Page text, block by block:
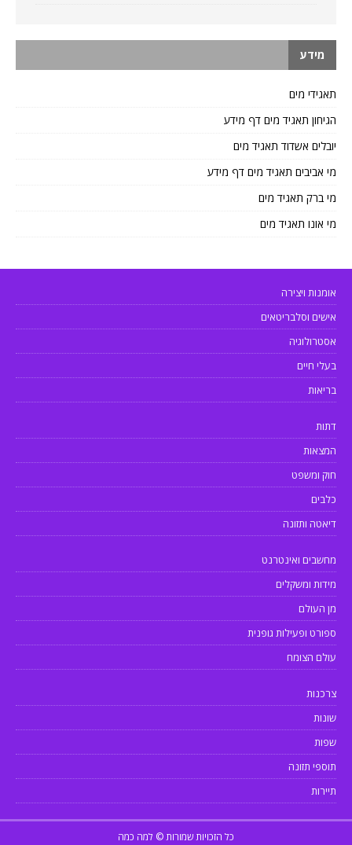
מידע
תאגידי מים
הגיחון תאגיד מים דף מידע
יובלים אשדוד תאגיד מים
מי אביבים תאגיד מים דף מידע
מי ברק תאגיד מים
מי אונו תאגיד מים
אומנות ויצירה
אישים וסלבריטאים
אסטרולוגיה
בעלי חיים
בריאות
דתות
המצאות
חוק ומשפט
כלבים
דיאטה ותזונה
מחשבים ואינטרנט
מידות ומשקלים
מן העולם
ספורט ופעילות גופנית
עולם הצומח
צרכנות
שונות
שפות
תוספי תזונה
תיירות
כל הזכויות שמורות © למה כמה